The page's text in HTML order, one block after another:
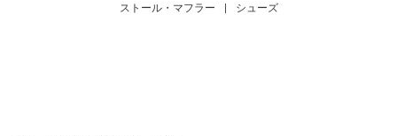
ストール・マフラー シューズ